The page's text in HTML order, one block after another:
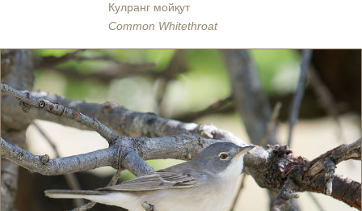
Кулранг мойқут
Common Whitethroat